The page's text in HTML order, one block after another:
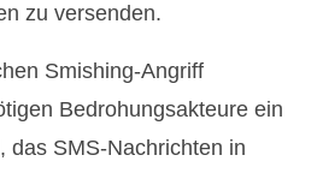
zu versenden.
Smishing-Angriff
Bedrohungsakteure ein
das SMS-Nachrichten in